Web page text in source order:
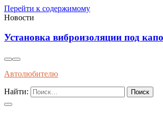
Перейти к содержимому
Новости
под капот для уменьшения
Автолюбителю
Найти: